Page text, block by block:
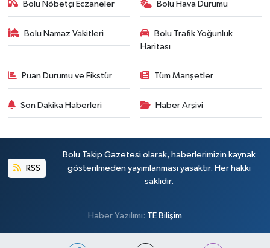
Bolu Nöbetçi Eczaneler Bolu Hava Durumu
Bolu Namaz Vakitleri
Bolu Trafik Yoğunluk
Haritası
Puan Durumu ve Fikstür Tüm Manşetler
Son Dakika Haberleri Haber Arşivi
RSS
Bolu Takip Gazetesi olarak, haberlerimizin kaynak
gösterilmeden yayımlanması yasaktır. Her hakkı
saklıdır.
Haber Yazılımı: TE Bilişim